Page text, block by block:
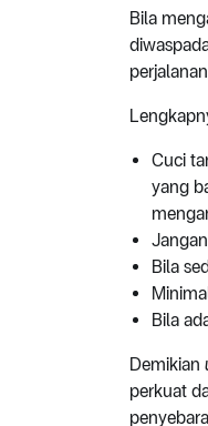
Bila
Cuci
yang
Bila
Bila
Demikian
perkuat